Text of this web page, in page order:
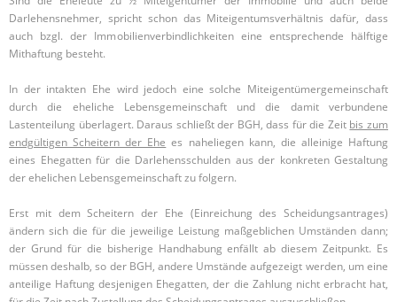
Darlehensnehmer, spricht schon das Miteigentumsverhältnis dafür, dass
auch bzgl. der Immobilienverbindlichkeiten eine entsprechende hälftige
Mithaftung besteht.
In der intakten Ehe wird jedoch eine solche Miteigentümergemeinschaft
durch die eheliche Lebensgemeinschaft und die damit verbundene
Lastenteilung überlagert. Daraus schließt der BGH, dass für die Zeit bis zum
endgültigen Scheitern der Ehe es naheliegen kann, die alleinige Haftung
eines Ehegatten für die Darlehensschulden aus der konkreten Gestaltung
der ehelichen Lebensgemeinschaft zu folgern.
Erst mit dem Scheitern der Ehe (Einreichung des Scheidungsantrages)
ändern sich die für die jeweilige Leistung maßgeblichen Umständen dann;
der Grund für die bisherige Handhabung enfällt ab diesem Zeitpunkt. Es
müssen deshalb, so der BGH, andere Umstände aufgezeigt werden, um eine
anteilige Haftung desjenigen Ehegatten, der die Zahlung nicht erbracht hat,